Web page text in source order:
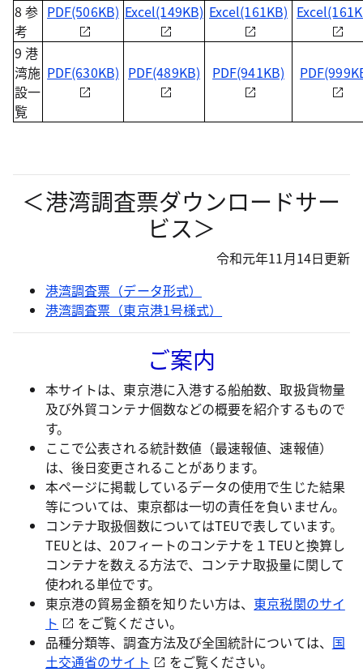
8 参
考
PDF(506KB) Excel(149KB) Excel(161KB)
9 港
湾施
設一
覧
PDF(630KB) PDF(489KB) PDF(941KB)
＜港湾調査票ダウンロードサー
ビス＞
令和元年11月14日更新
港湾調査票（データ形式）
港湾調査票（東京港1号様式）
ご案内
本サイトは、東京港に入港する船舶数、取扱貨物量
及び外貿コンテナ個数などの概要を紹介するもので
す。
ここで公表される統計数値（最速報値、速報値）
は、後日変更されることがあります。
本ページに掲載しているデータの使用で生じた結果
等については、東京都は一切の責任を負いません。
コンテナ取扱個数についてはTEUで表しています。
TEUとは、20フィートのコンテナを１TEUと換算し
コンテナを数える方法で、コンテナ取扱量に関して
使われる単位です。
東京港の貿易金額を知りたい方は、 東京税関のサイ
ト
をご覧ください。
品種分類等、調査方法及び全国統計については、 国
土交通省のサイト
をご覧ください。